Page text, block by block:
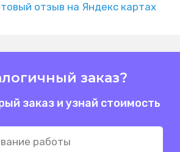
отзыв на Яндекс картах
заказ?
заказ и узнай стоимость